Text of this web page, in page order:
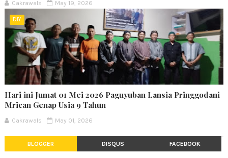
Cakrawals May 19, 2026
DIY
Hari ini Jumat 01 Mei 2026 Paguyuban Lansia Pringgodani
Mrican Genap Usia 9 Tahun
Cakrawals May 01, 2026
BLOGGER DISQUS FACEBOOK